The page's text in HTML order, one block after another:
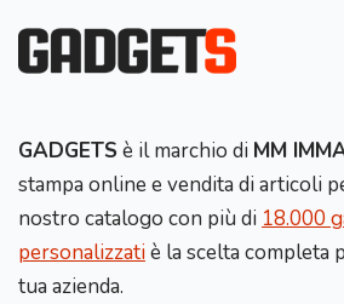
GADGETS è il marchio di MM
stampa online e vendita di articoli
nostro catalogo con più di 18.000
personalizzatiè la scelta completa
tua azienda.